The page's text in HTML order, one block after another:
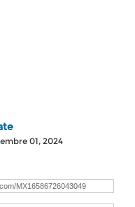
01, 2024